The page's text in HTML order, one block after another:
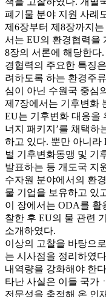
폐기물 분야 지원 사례
제6장부터 제8장까지
서는 EU의 환경협력을
8장의 서론에 해당한다
경협력의 주요한 특징
려하도록 하는 환경주
심이 아닌 수원국 중심
제7장에서는 기후변화
EU는 기후변화 대응을
너지 패키지’를 채택하
하고 있다. 뿐만 아니라
벌 기후변화동맹 및 기
발표하는 등 개도국 지
수자원 분야에서의 환
물 기업을 보유하고 있
이 장에서는 ODA를 활
찰한 후 EU의 물 관련
소개하였다.
이상의 고찰을 바탕으
는 시사점을 정리하였
내역량을 강화해야 한
타난 사실은 이들 국가
전문성을 축적해 온 인